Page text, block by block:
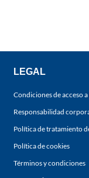
LEGAL
Condiciones de acceso a
Responsabilidad
Política de tratamiento
Política de cookies
Términos y condiciones